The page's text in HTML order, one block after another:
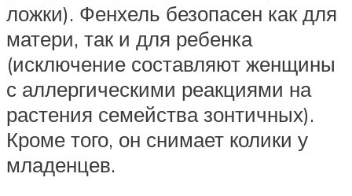
ложки). Фенхель безопасен как для
матери, так и для ребенка
(исключение составляют женщины
с аллергическими реакциями на
растения семейства зонтичных).
Кроме того, он снимает колики у
младенцев.